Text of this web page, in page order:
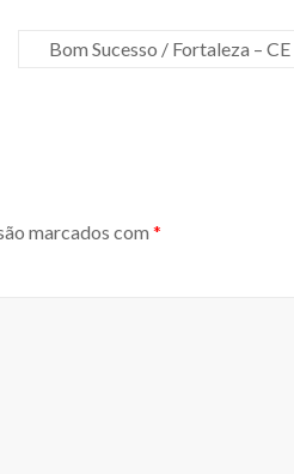
Bom Sucesso / Fortaleza – CE
marcados com *